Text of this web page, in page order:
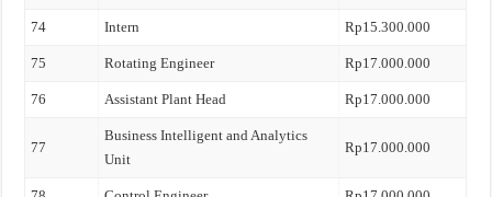
74 Intern Rp15.300.000
75 Rotating Engineer Rp17.000.000
76 Assistant Plant Head Rp17.000.000
77
Business Intelligent and Analytics
Unit
Rp17.000.000